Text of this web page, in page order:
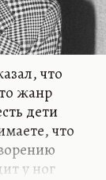
что
жанр
дети
что
у ног